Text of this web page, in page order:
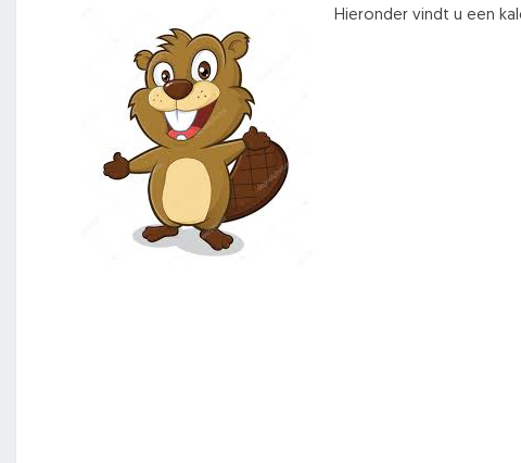
Hieronder vindt u een